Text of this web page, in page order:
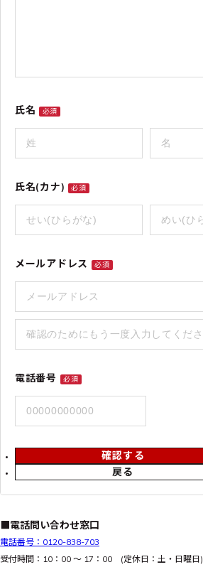
氏名 必須
氏名(カナ) 必須
メールアドレス 必須
電話番号 必須
戻る
確認する
■電話問い合わせ窓口
電話番号：0120-838-703
受付時間：10：00 ～ 17：00 (定休日：土・日曜日)